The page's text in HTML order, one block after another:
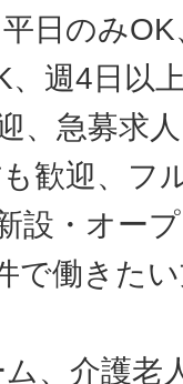
日のみ
週4日以
、急募求
歓迎、フ
設・オー
で働きた
、介護老